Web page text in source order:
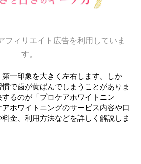
フィリエイト広告を利用していま
す。
一印象を大きく左右します。しか
で歯が黄ばんでしまうことがありま
るのが「プロケアホワイトニン
ホワイトニングのサービス内容や口
金、利用方法などを詳しく解説しま